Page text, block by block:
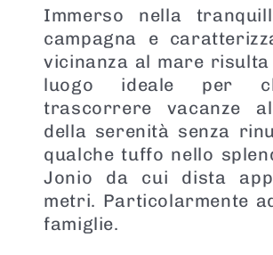
Immerso nella
campagna e
vicinanza al mare
luogo ideale per
trascorrere vacanze
della serenità senza
qualche tuffo nello
Jonio da cui dista
metri. Particolarmente
famiglie.